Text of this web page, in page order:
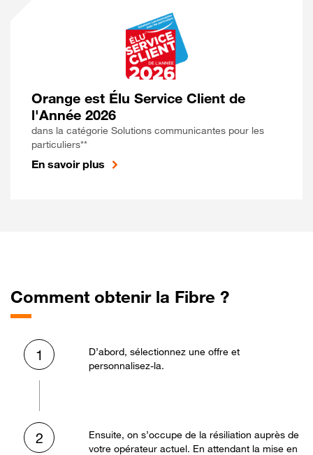
Orange est Élu Service Client de
l'Année 2026
dans la catégorie Solutions communicantes pour les
particuliers**
En savoir plus
Comment obtenir la Fibre ?
1
D’abord, sélectionnez une offre et
personnalisez-la.
2
Ensuite, on s’occupe de la résiliation auprès de
votre opérateur actuel. En attendant la mise en